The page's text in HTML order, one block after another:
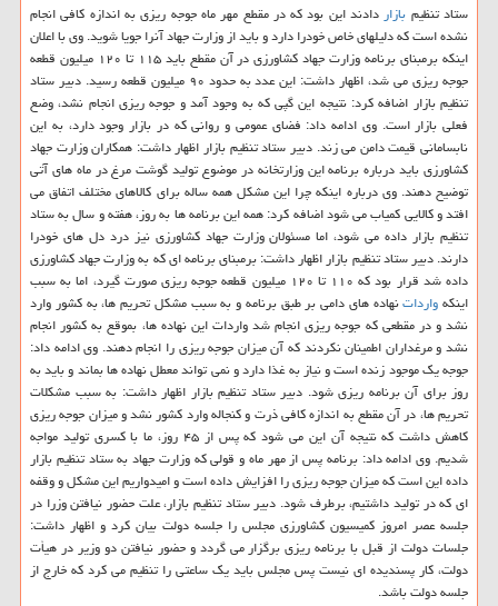
ستاد تنظیم بازاردادند این بود که در مقطع مهر ماه جوجه ریزی به اندازه کافی انجام
نشده است که دلیلهای خاص خودرا دارد و باید از وزارت جهاد آنرا جویا شوید. وی با اعلان
اینکه برمبنای برنامه وزارت جهاد کشاورزی در آن مقطع باید ۱۱۵ تا ۱۲۰ میلیون قطعه
جوجه ریزی می شد، اظهار داشت: این عدد به حدود ۹۰ میلیون قطعه رسید. دبیر ستاد
تنظیم بازار اضافه کرد: نتیجه این گپی که به وجود آمد و جوجه ریزی انجام نشد، وضع
فعلی بازار است. وی ادامه داد: فضای عمومی و روانی که در بازار وجود دارد، به این
نابسامانی قیمت دامن می زند. دبیر ستاد تنظیم بازار اظهار داشت: همکاران وزارت جهاد
کشاورزی باید درباره برنامه این وزارتخانه در موضوع تولید گوشت مرغ در ماه های آتی
توضیح دهند. وی درباره اینکه چرا این مشکل همه ساله برای کالاهای مختلف اتفاق می
افتد و کالایی کمیاب می شود اضافه کرد: همه این برنامه ها به روز، هفته و سال به ستاد
تنظیم بازار داده می شود، اما مسئولان وزارت جهاد کشاورزی نیز درد دل های خودرا
دارند. دبیر ستاد تنظیم بازار اظهار داشت: برمبنای برنامه ای که به وزارت جهاد کشاورزی
داده شد قرار بود که ۱۱۰ تا ۱۲۰ میلیون قطعه جوجه ریزی صورت گیرد، اما به سبب
اینکهوارداتنهاده های دامی بر طبق برنامه و به سبب مشکل تحریم ها، به کشور وارد
نشد و در مقطعی که جوجه ریزی انجام شد واردات این نهاده ها، بموقع به کشور انجام
نشد و مرغداران اطمینان نکردند که آن میزان جوجه ریزی را انجام دهند. وی ادامه داد:
جوجه یک موجود زنده است و نیاز به غذا دارد و نمی تواند معطل نهاده ها بماند و باید به
روز برای آن برنامه ریزی شود. دبیر ستاد تنظیم بازار اظهار داشت: به سبب مشکلات
تحریم ها، در آن مقطع به اندازه کافی ذرت و کنجاله وارد کشور نشد و میزان جوجه ریزی
کاهش داشت که نتیجه آن این می شود که پس از ۴۵ روز، ما با کسری تولید مواجه
شدیم. وی ادامه داد: برنامه پس از مهر ماه و قولی که وزارت جهاد به ستاد تنظیم بازار
داده این است که میزان جوجه ریزی را افزایش داده است و امیدواریم این مشکل و وقفه
ای که در تولید داشتیم، برطرف شود. دبیر ستاد تنظیم بازار، علت حضور نیافتن وزرا در
جلسه عصر امروز کمیسیون کشاورزی مجلس را جلسه دولت بیان کرد و اظهار داشت:
جلسات دولت از قبل با برنامه ریزی برگزار می گردد و حضور نیافتن دو وزیر در هیأت
دولت، کار پسندیده ای نیست پس مجلس باید یک ساعتی را تنظیم می کرد که خارج از
جلسه دولت باشد.